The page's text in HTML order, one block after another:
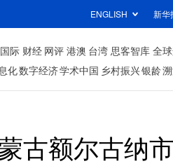
ENGLISH 新华
国际 财经 网评 港澳 台湾 思客智库 全
化数字经济学术中国 乡村振兴银龄
古额尔古纳